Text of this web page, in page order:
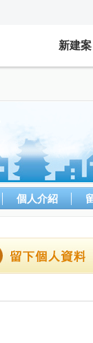
新建案
個人介紹